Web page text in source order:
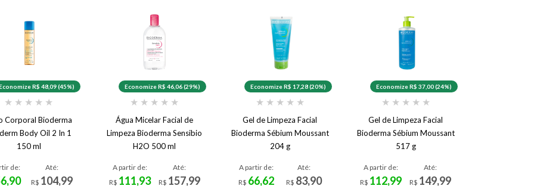
R$ 48,09 (45%)
★ ★ ★ ★ ★
Corporal Bioderma
Body Oil 2 In 1
150 ml
de:
Até:
R$ 104,99
Economize R$ 46,06 (29%)
★ ★ ★ ★ ★
Água Micelar Facial de
Limpeza Bioderma Sensibio
H2O 500 ml
A partir de:
R$ 111,93
Até:
R$ 157,99
Economize R$ 17,28 (20%)
★ ★ ★ ★ ★
Gel de Limpeza Facial
Bioderma Sébium Moussant
204 g
A partir de:
R$ 66,62
Até:
R$ 83,90
Economize R$ 37,00 (24%)
★ ★ ★ ★ ★
Gel de Limpeza Facial
Bioderma Sébium Moussant
517 g
A partir de:
R$ 112,99
Até:
R$ 149,99